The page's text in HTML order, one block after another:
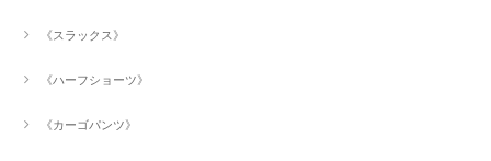
《スラックス》
《ハーフショーツ》
《カーゴパンツ》